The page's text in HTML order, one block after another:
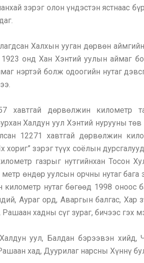
зэрэг олон үндэстэн ястнаас
Халхын ууган дөрвөн
онд Хан Хэнтий уулын аймаг
нэртэй болж одоогийн нутаг
хавтгай дөрвөлжин километр
Халдун уул Хэнтий нурууны
12271 хавтгай дөрвөлжин
хориг” зэрэг түүх соёлын
газрыг нутгийнхан Тосон
өндөр уулсын орчны нутаг
нутаг бөгөөд 1998 оноос
Аураг орд, Аваргын балгас,
хадны сүг зураг, бичээс гэх
уул, Балдан бэрээвэн хийд,
хад, Дуурилаг нарсны Хүннү